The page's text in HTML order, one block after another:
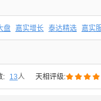
盘 嘉实增长 泰达精选 嘉实
: 13人 天相评级: